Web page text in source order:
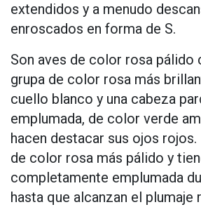
extendidos y a menudo
enroscados en forma de S.
Son aves de color rosa pálido
grupa de color rosa más
cuello blanco y una cabeza
emplumada, de color verde
hacen destacar sus ojos
de color rosa más pálido y
completamente emplumada
hasta que alcanzan el